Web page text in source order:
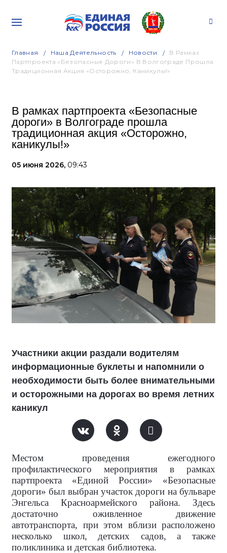
Главная Наша Деятельность Новости
В Рамках
Партпроекта «Безопасные Дороги» В Волгограде Прошла
Традиционная Акция «Осторожно, Каникулы!»
В рамках партпроекта «Безопасные
дороги» в Волгограде прошла
традиционная акция «Осторожно,
каникулы!»
05 июня 2026, 09:43
Участники акции раздали водителям
информационные буклеты и напомнили о
необходимости быть более внимательными
и осторожными на дорогах во время летних
каникул
Местом проведения ежегодного
профилактического мероприятия в рамках
партпроекта «Единой России» «Безопасные
дороги» был выбран участок дороги на бульваре
Энгельса Красноармейского района. Здесь
достаточно оживленное движение
автотранспорта, при этом вблизи расположено
несколько школ, детских садов, а также
поликлиника и детская библиотека.